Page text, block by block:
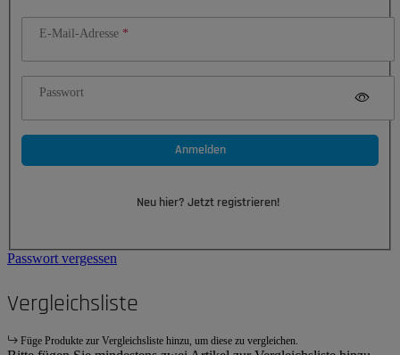
E-Mail-Adresse
Passwort
Anmelden
Neu hier? Jetzt registrieren!
Passwort vergessen
Vergleichsliste
Füge Produkte zur Vergleichsliste hinzu, um diese zu vergleichen.